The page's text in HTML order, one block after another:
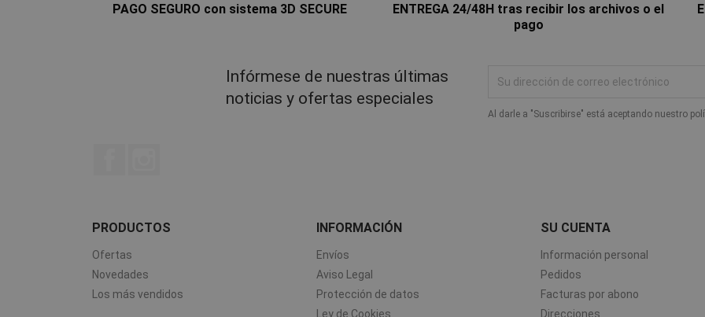
PAGO SEGURO con sistema 3D SECURE
ENTREGA 24/48H tras recibir los archivos o el
pago
Infórmese de nuestras últimas
noticias y ofertas especiales
Al darle a "Suscribirse" está aceptando nuestro
PRODUCTOS
Ofertas
Novedades
Los más vendidos
INFORMACIÓN
Envíos
Aviso Legal
Protección de datos
Ley de Cookies
SU CUENTA
Información personal
Pedidos
Facturas por abono
Direcciones